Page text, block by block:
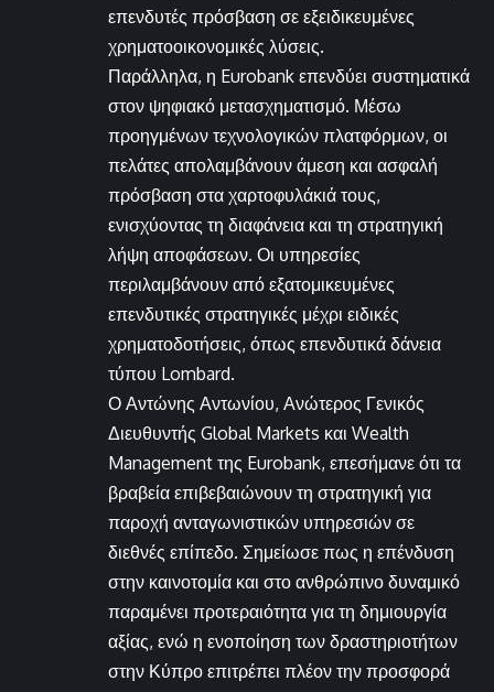
επενδυτές πρόσβαση σε εξειδικευμένες
χρηματοοικονομικές λύσεις.
Παράλληλα, η Eurobank επενδύει συστηματικά
στον ψηφιακό μετασχηματισμό. Μέσω
προηγμένων τεχνολογικών πλατφόρμων, οι
πελάτες απολαμβάνουν άμεση και ασφαλή
πρόσβαση στα χαρτοφυλάκιά τους,
ενισχύοντας τη διαφάνεια και τη στρατηγική
λήψη αποφάσεων. Οι υπηρεσίες
περιλαμβάνουν από εξατομικευμένες
επενδυτικές στρατηγικές μέχρι ειδικές
χρηματοδοτήσεις, όπως επενδυτικά δάνεια
τύπου Lombard.
Ο Αντώνης Αντωνίου, Ανώτερος Γενικός
Διευθυντής Global Markets και Wealth
Management της Eurobank, επεσήμανε ότι τα
βραβεία επιβεβαιώνουν τη στρατηγική για
παροχή ανταγωνιστικών υπηρεσιών σε
διεθνές επίπεδο. Σημείωσε πως η επένδυση
στην καινοτομία και στο ανθρώπινο δυναμικό
παραμένει προτεραιότητα για τη δημιουργία
αξίας, ενώ η ενοποίηση των δραστηριοτήτων
στην Κύπρο επιτρέπει πλέον την προσφορά